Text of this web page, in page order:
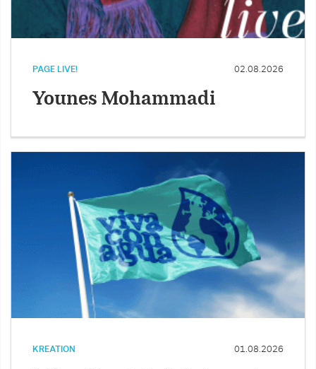
PAGE LIVE! 02.08.2026
Younes Mohammadi
KREATION 01.08.2026